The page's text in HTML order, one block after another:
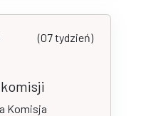
(07 tydzień)
Komisja